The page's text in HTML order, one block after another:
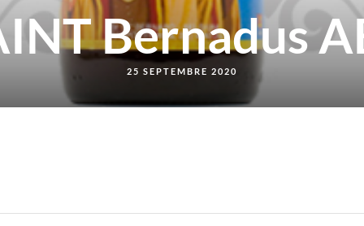
Bernadus
25 SEPTEMBRE 2020